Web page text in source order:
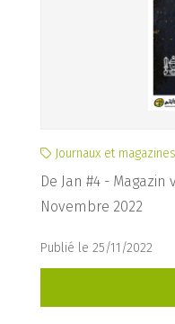
Journaux et
De Jan #4 -
Novembre 2022
Publié le 25/11/2022